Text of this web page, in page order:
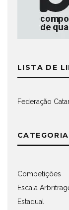
LISTA DE
Federação
Competições
Escala
Estadual